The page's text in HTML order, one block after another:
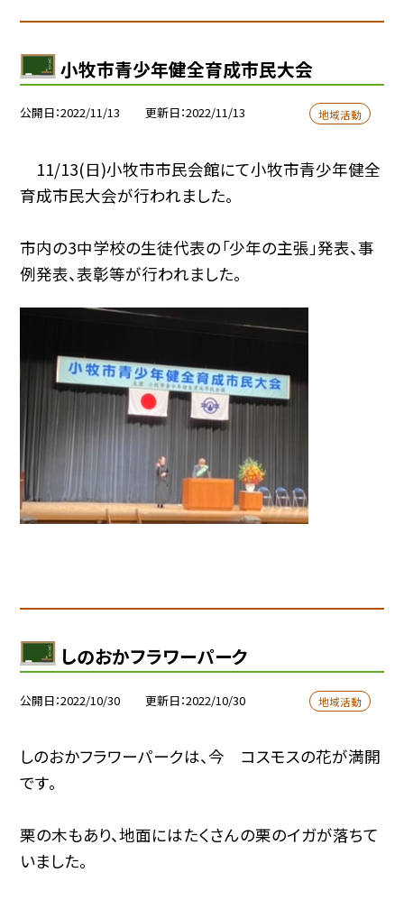
小牧市青少年健全育成市民大会
公開日 2022/11/13 更新日 2022/11/13 地域活動
11/13(日)小牧市市民会館にて小牧市青少年健全
育成市民大会が行われました。
市内の3中学校の生徒代表の「少年の主張」発表、事
例発表、表彰等が行われました。
しのおかフラワーパーク
公開日 2022/10/30 更新日 2022/10/30 地域活動
しのおかフラワーパークは、今 コスモスの花が満開
です。
栗の木もあり、地面にはたくさんの栗のイガが落ちて
いました。